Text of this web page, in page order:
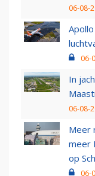
06-08-
06-
In
06-08-
Meer
meer
op
06-